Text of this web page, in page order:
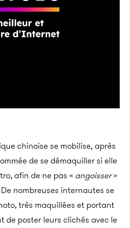
chinoise se mobilise, après
de se démaquiller si elle
afin de ne pas « angoisser»
nombreuses internautes se
très maquillées et portant
de poster leurs clichés avec le